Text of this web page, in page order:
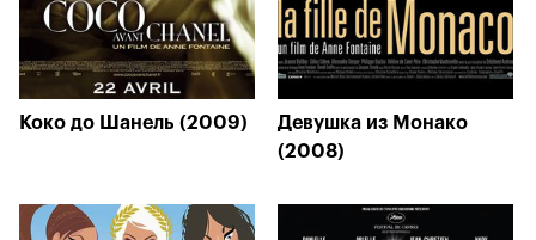
Коко до Шанель (2009)
Девушка из Монако
(2008)